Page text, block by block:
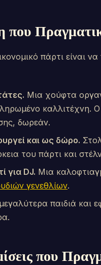
που
πάρτι είναι
Μια χούφτα
καλλιτέχνη. Ο
δωρεάν.
και ως δώρο.
του πάρτι και
για DJ. Μια
γενεθλίων.
παιδιά και
που